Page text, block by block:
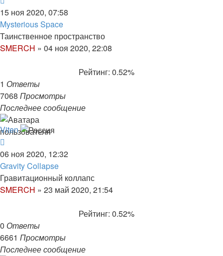
15 ноя 2020, 07:58
Mysterious Space
Таинственное пространство
SMERCH » 04 ноя 2020, 22:08
Рейтинг: 0.52%
1 Ответы
7068 Просмотры
Последнее сообщение
Viten
06 ноя 2020, 12:32
Gravity Collapse
Гравитационный коллапс
SMERCH » 23 май 2020, 21:54
Рейтинг: 0.52%
0 Ответы
6661 Просмотры
Последнее сообщение